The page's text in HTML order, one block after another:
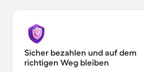
Sicher bezahlen und auf dem
richtigen Weg bleiben